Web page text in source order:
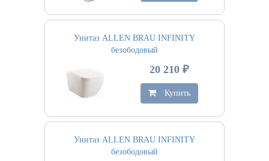
Унитаз ALLEN BRAU INFINITY
безободовый
20 210 ₽
Купить
Унитаз ALLEN BRAU INFINITY
безободовый